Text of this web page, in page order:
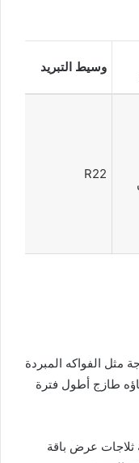
وسيط التبريد
R22
مثل الفواكه المبردة
طازج أطول فترة
عرض باقة